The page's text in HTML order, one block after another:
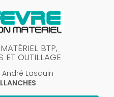
BTP,
ET OUTILLAGE
Lasquin